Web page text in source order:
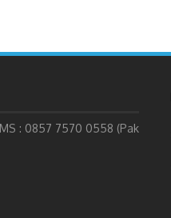
: 0857 7570 0558 (Pak